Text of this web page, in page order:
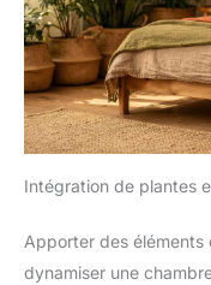
Intégration de plantes
Apporter des
dynamiser une